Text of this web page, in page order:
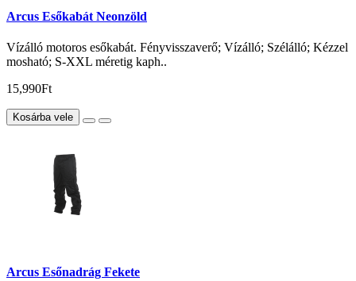
Arcus Esőkabát Neonzöld
Vízálló motoros esőkabát. Fényvisszaverő; Vízálló; Szélálló; Kézzel
mosható; S-XXL méretig kaph..
15,990Ft
Kosárba vele
Arcus Esőnadrág Fekete